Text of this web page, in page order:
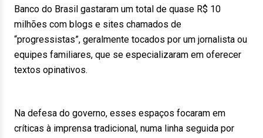
Banco do Brasil gastaram um total de quase R$ 10
milhões com blogs e sites chamados de
“progressistas”, geralmente tocados por um jornalista ou
equipes familiares, que se especializaram em oferecer
textos opinativos.
Na defesa do governo, esses espaços focaram em
críticas à imprensa tradicional, numa linha seguida por